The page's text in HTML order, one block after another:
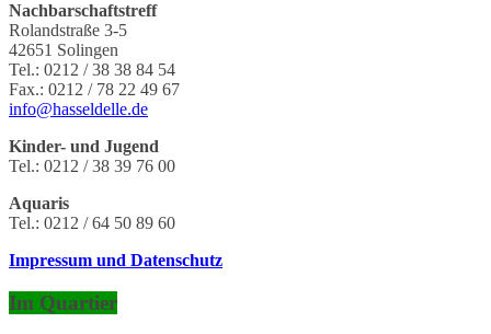
Nachbarschaftstreff
Rolandstraße 3-5
42651 Solingen
Tel.: 0212 / 38 38 84 54
Fax.: 0212 / 78 22 49 67‬
info@hasseldelle.de
Kinder- und Jugend
Tel.: 0212 / 38 39 76 00
Aquaris
Tel.: 0212 / 64 50 89 60
Impressum und Datenschutz
Im Quartier